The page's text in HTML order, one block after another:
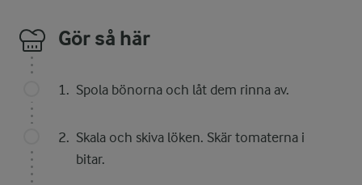
Gör så här
Spola bönorna och låt dem rinna av.
Skala och skiva löken. Skär tomaterna i
bitar.